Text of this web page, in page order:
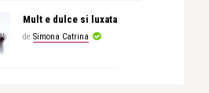
Mult e dulce si luxata
de Simona Catrina